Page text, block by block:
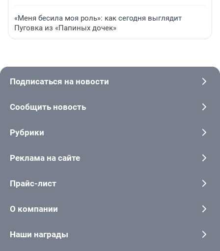
«Меня бесила моя роль»: как сегодня выглядит
Пуговка из «Папиных дочек»
Подписаться на новости
Сообщить новость
Рубрики
Реклама на сайте
Прайс-лист
О компании
Наши награды